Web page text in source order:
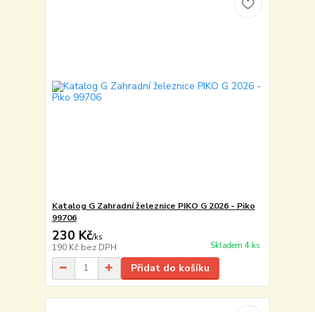
Katalog G Zahradní železnice PIKO G 2026 - Piko
99706
230 Kč/ks
190 Kč bez DPH Skladem 4 ks
Přidat do košíku